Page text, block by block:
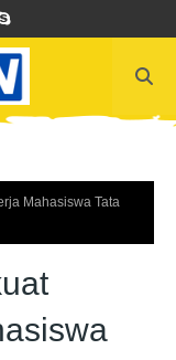
Mahasiswa Tata